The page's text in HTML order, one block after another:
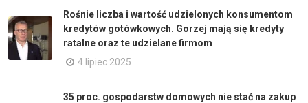
Rośnie liczba i wartość udzielonych konsumentom
kredytów gotówkowych. Gorzej mają się kredyty
ratalne oraz te udzielane firmom
4 lipiec 2025
35 proc. gospodarstw domowych nie stać na zakup